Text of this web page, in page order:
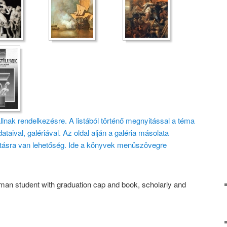
rendelkezésre. A listából történő megnyitással a téma
galériával. Az oldal alján a galéria másolata
van lehetőség. Ide a könyvek menüszövegre